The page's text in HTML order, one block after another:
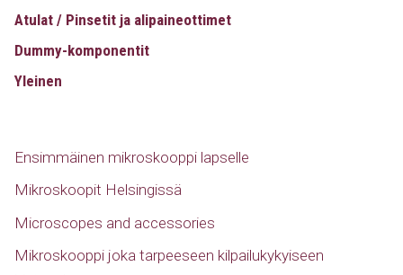
Atulat / Pinsetit ja alipaineottimet
Dummy-komponentit
Yleinen
Ensimmäinen mikroskooppi lapselle
Mikroskoopit Helsingissä
Microscopes and accessories
Mikroskooppi joka tarpeeseen kilpailukykyiseen